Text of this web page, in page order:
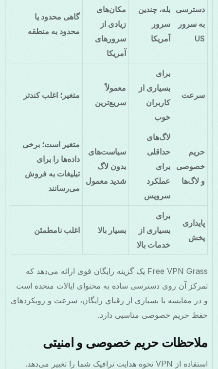
دسترسی
به سرور
US
بله، چندین
سرور
آمریکا
مکان‌های
زیادی از
سرورهای
آمریکا
گاهی محدود یا
محدود به منطقه
سرعت
برای
بسیاری از
کاربران
خوب
معمولاً
سریع‌ترین
متغیر؛ اغلب کندتر
حریم
خصوصی
و لاگ‌ها
لاگ‌های
حداقلی
برای
عملکرد
سرویس
سیاست‌های
بدون لاگ
شدید معمول
متغیر است؛ برخی
داده‌ها را برای
تبلیغات به فروش
می‌رسانند
پایداری
پخش
برای
بسیاری از
خدمات بالا
بسیار بالا اغلب نامطمئن
Free VPN Grass یک گزینه رایگان قوی ارائه می‌دهد که
تمرکز آن روی دسترسی ساده به محتوای ایالات متحده است
و در مقایسه با بسیاری از رقباي رایگان، سرعت و رویکردهای
حفظ حریم خصوصی مناسبی دارد.
ملاحظات حریم خصوصی و امنیتی
استفاده از VPN نحوه هدایت ترافیک شما را تغییر می‌دهد.